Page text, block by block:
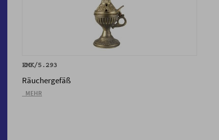
EMK/5.293
Räuchergefäß
_MEHR